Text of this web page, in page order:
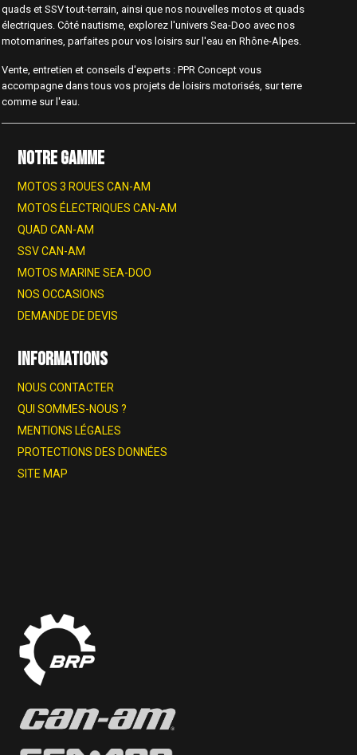
quads et SSV tout-terrain, ainsi que nos nouvelles motos et quads
électriques. Côté nautisme, explorez l'univers Sea-Doo avec nos
motomarines, parfaites pour vos loisirs sur l'eau en Rhône-Alpes.
Vente, entretien et conseils d'experts : PPR Concept vous
accompagne dans tous vos projets de loisirs motorisés, sur terre
comme sur l'eau.
NOTRE GAMME
MOTOS 3 ROUES CAN-AM
MOTOS ÉLECTRIQUES CAN-AM
QUAD CAN-AM
SSV CAN-AM
MOTOS MARINE SEA-DOO
NOS OCCASIONS
DEMANDE DE DEVIS
INFORMATIONS
NOUS CONTACTER
QUI SOMMES-NOUS ?
MENTIONS LÉGALES
PROTECTIONS DES DONNÉES
SITE MAP